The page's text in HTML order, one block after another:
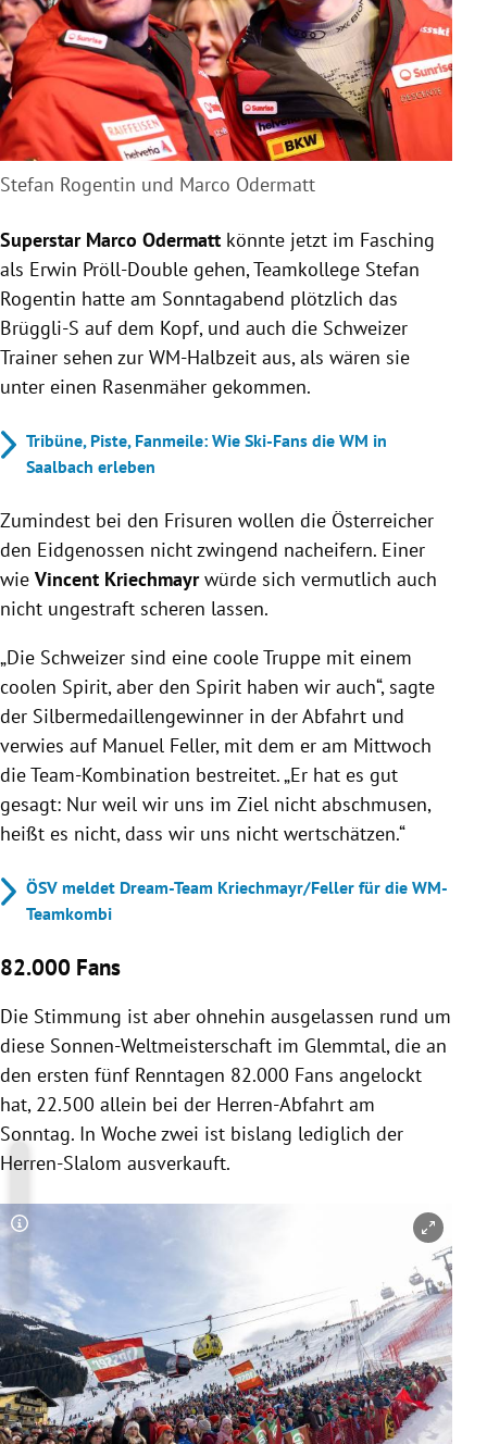
Stefan Rogentin und Marco Odermatt
Superstar Marco Odermatt könnte jetzt im Fasching
als Erwin Pröll-Double gehen, Teamkollege Stefan
Rogentin hatte am Sonntagabend plötzlich das
Brüggli-S auf dem Kopf, und auch die Schweizer
Trainer sehen zur WM-Halbzeit aus, als wären sie
unter einen Rasenmäher gekommen.
Tribüne, Piste, Fanmeile: Wie Ski-Fans die WM in
Saalbach erleben
Zumindest bei den Frisuren wollen die Österreicher
den Eidgenossen nicht zwingend nacheifern. Einer
wie Vincent Kriechmayrwürde sich vermutlich auch
nicht ungestraft scheren lassen.
„Die Schweizer sind eine coole Truppe mit einem
coolen Spirit, aber den Spirit haben wir auch“, sagte
der Silbermedaillengewinner in der Abfahrt und
verwies auf Manuel Feller, mit dem er am Mittwoch
die Team-Kombination bestreitet. „Er hat es gut
gesagt: Nur weil wir uns im Ziel nicht abschmusen,
heißt es nicht, dass wir uns nicht wertschätzen.“
ÖSV meldet Dream-Team Kriechmayr/Feller für die WM-
Teamkombi
82.000 Fans
Die Stimmung ist aber ohnehin ausgelassen rund um
diese Sonnen-Weltmeisterschaft im Glemmtal, die an
den ersten fünf Renntagen 82.000 Fans angelockt
hat, 22.500 allein bei der Herren-Abfahrt am
Sonntag. In Woche zwei ist bislang lediglich der
Herren-Slalom ausverkauft.
Copyright-Hinweis öffnen/schließen